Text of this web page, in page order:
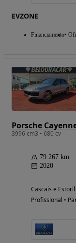
EVZONE
Financiamento
Porsche
3996 cm3 • 680 cv
79 267 km
2020
Cascais e
Profissional •